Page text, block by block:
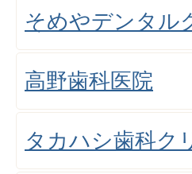
そめやデンタル
高野歯科医院
タカハシ歯科ク